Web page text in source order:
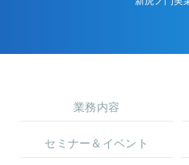
業務内容
セミナー＆イベント